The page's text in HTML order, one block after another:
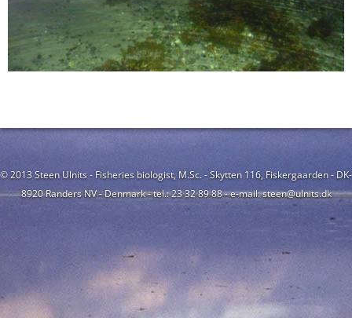
© 2013 Steen Ulnits - Fisheries biologist, M.Sc. - Skytten 116, Fiskergaarden - DK-
8920 Randers NV - Denmark - tel.: 23 32 89 88 - e-mail: steen@ulnits.dk